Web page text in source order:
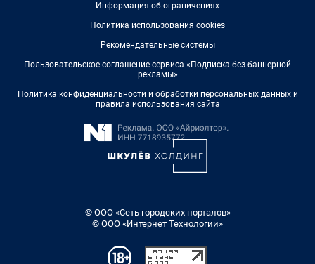
Информация об ограничениях
Политика использования cookies
Рекомендательные системы
Пользовательское соглашение сервиса «Подписка без баннерной
рекламы»
Политика конфиденциальности и обработки персональных данных и
правила использования сайта
© ООО «Сеть городских порталов»
© ООО «Интернет Технологии»